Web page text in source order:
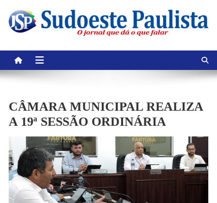
content
CÂMARA MUNICIPAL REALIZA
A 19ª SESSÃO ORDINÁRIA